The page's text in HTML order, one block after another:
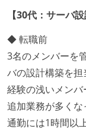
【30代：サーバ
◆ 転職前
3名のメンバーを
バの設計構築を担
経験の浅いメンバ
追加業務が多くな
通勤には1時間以